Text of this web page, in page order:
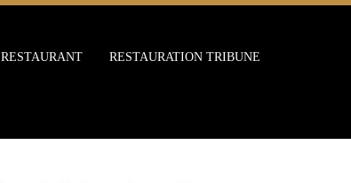
RESTAURANT RESTAURATION TRIBUNE